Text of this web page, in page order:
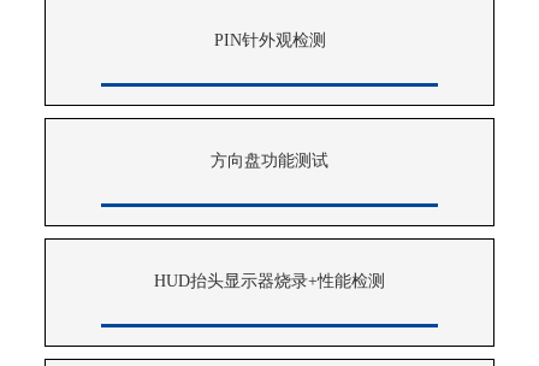
PIN针外观检测
方向盘功能测试
HUD抬头显示器烧录+性能检测